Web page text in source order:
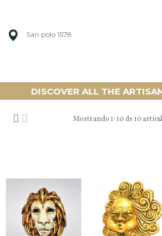
San polo 1578
DISCOVER ALL THE
Mostrando 1-10 de 10